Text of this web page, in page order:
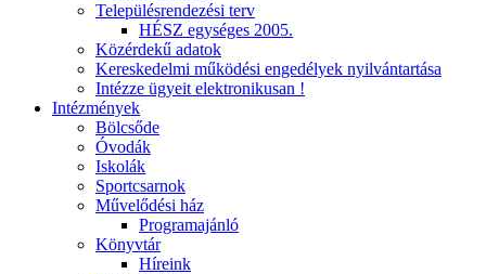
Településrendezési terv
HÉSZ egységes 2005.
Közérdekű adatok
Kereskedelmi működési engedélyek nyilvántartása
Intézze ügyeit elektronikusan !
Intézmények
Bölcsőde
Óvodák
Iskolák
Sportcsarnok
Művelődési ház
Programajánló
Könyvtár
Híreink